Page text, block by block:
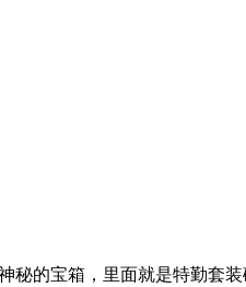
的宝箱，里面就是特勤套